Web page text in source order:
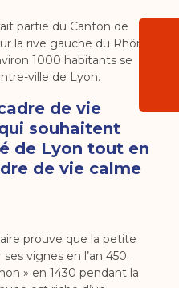
partie du Canton de
la rive gauche du Rhône.
1000 habitants se
ville de Lyon.
de vie
souhaitent
de Lyon tout en
de vie calme
prouve que la petite
vignes en l’an 450.
» en 1430 pendant la